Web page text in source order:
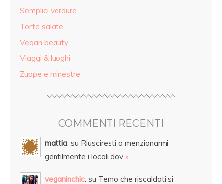
Semplici verdure
Torte salate
Vegan beauty
Viaggi & luoghi
Zuppe e minestre
COMMENTI RECENTI
mattia: su Riusciresti a menzionarmi
gentilmente i locali dov »
veganinchic: su Temo che riscaldati si